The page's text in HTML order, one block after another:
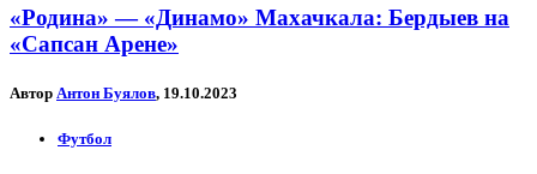
«Родина» — «Динамо» Махачкала: Бердыев на
«Сапсан Арене»
Автор Антон Буялов, 19.10.2023
Футбол